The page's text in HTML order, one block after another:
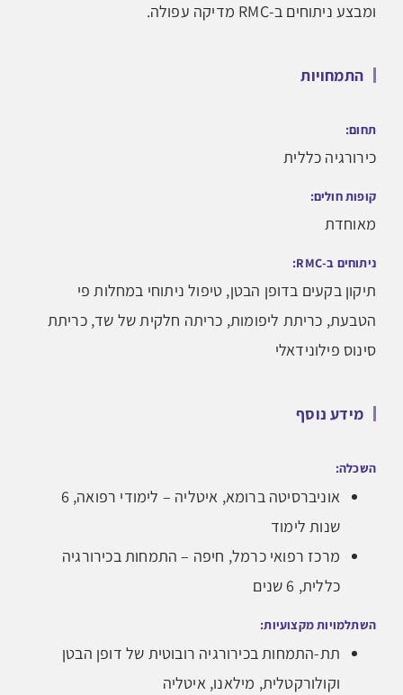
ומבצע ניתוחים ב-RMC מדיקה עפולה.
התמחויות
תחום:
כירורגיה כללית
קופות חולים:
מאוחדת
ניתוחים ב-RMC:
תיקון בקעים בדופן הבטן, טיפול ניתוחי במחלות פי
הטבעת, כריתת ליפומות, כריתה חלקית של שד, כריתת
סינוס פילונידאלי
מידע נוסף
השכלה:
אוניברסיטה ברומא, איטליה – לימודי רפואה, 6
שנות לימוד
מרכז רפואי כרמל, חיפה – התמחות בכירורגיה
כללית, 6 שנים
השתלמויות מקצועיות:
תת-התמחות בכירורגיה רובוטית של דופן הבטן
וקולורקטלית, מילאנו, איטליה